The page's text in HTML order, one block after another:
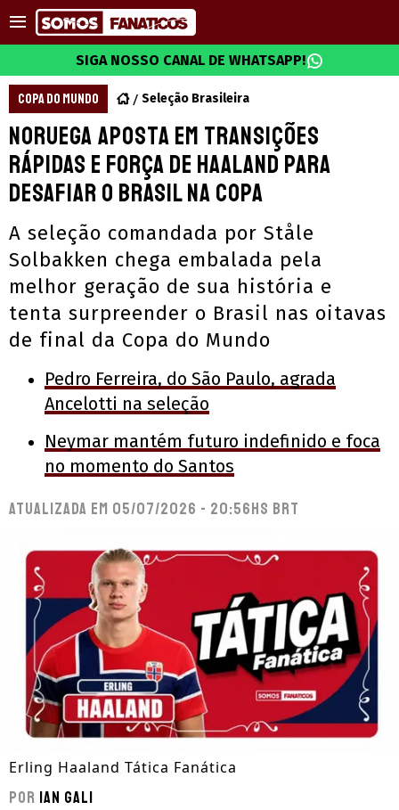
SIGA NOSSO CANAL DE WHATSAPP!
COPA DO MUNDO Seleção Brasileira
Noruega aposta em transições
rápidas e força de Haaland para
desafiar o Brasil na Copa
A seleção comandada por Ståle
Solbakken chega embalada pela
melhor geração de sua história e
tenta surpreender o Brasil nas oitavas
de final da Copa do Mundo
Pedro Ferreira, do São Paulo, agrada
Ancelotti na seleção
Neymar mantém futuro indefinido e foca
no momento do Santos
Atualizada em 05/07/2026 - 20:56hs BRT
Erling Haaland Tática Fanática
Por Ian Gali